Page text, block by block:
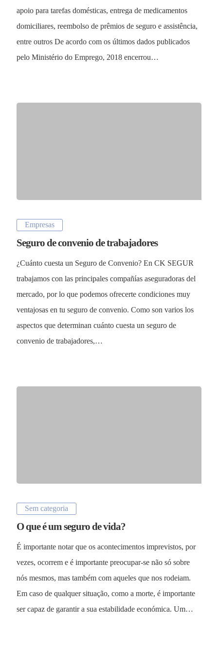
apoio para tarefas domésticas, entrega de medicamentos
domiciliares, reembolso de prêmios de seguro e assistência,
entre outros De acordo com os últimos dados publicados
pelo Ministério do Emprego, 2018 encerrou…
Empresas
Seguro de convenio de trabajadores
¿Cuánto cuesta un Seguro de Convenio? En CK SEGUR
trabajamos con las principales compañías aseguradoras del
mercado, por lo que podemos ofrecerte condiciones muy
ventajosas en tu seguro de convenio. Como son varios los
aspectos que determinan cuánto cuesta un seguro de
convenio de trabajadores,…
Sem categoria
O que é um seguro de vida?
É importante notar que os acontecimentos imprevistos, por
vezes, ocorrem e é importante preocupar-se não só sobre
nós mesmos, mas também com aqueles que nos rodeiam.
Em caso de qualquer situação, como a morte, é importante
ser capaz de garantir a sua estabilidade económica. Um…
Vehículos
Otros Seguros
Mapa del Sitio
Siniestros